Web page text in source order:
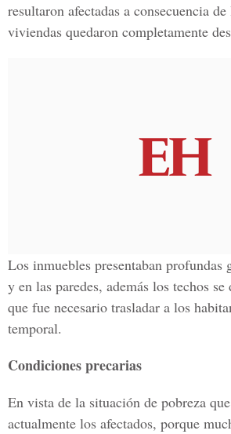
resultaron afectadas a consecuencia
viviendas quedaron completamente
Los inmuebles presentaban profundas
y en las paredes, además los techos
que fue necesario trasladar a los
temporal.
Condiciones precarias
En vista de la situación de pobreza
actualmente los afectados, porque